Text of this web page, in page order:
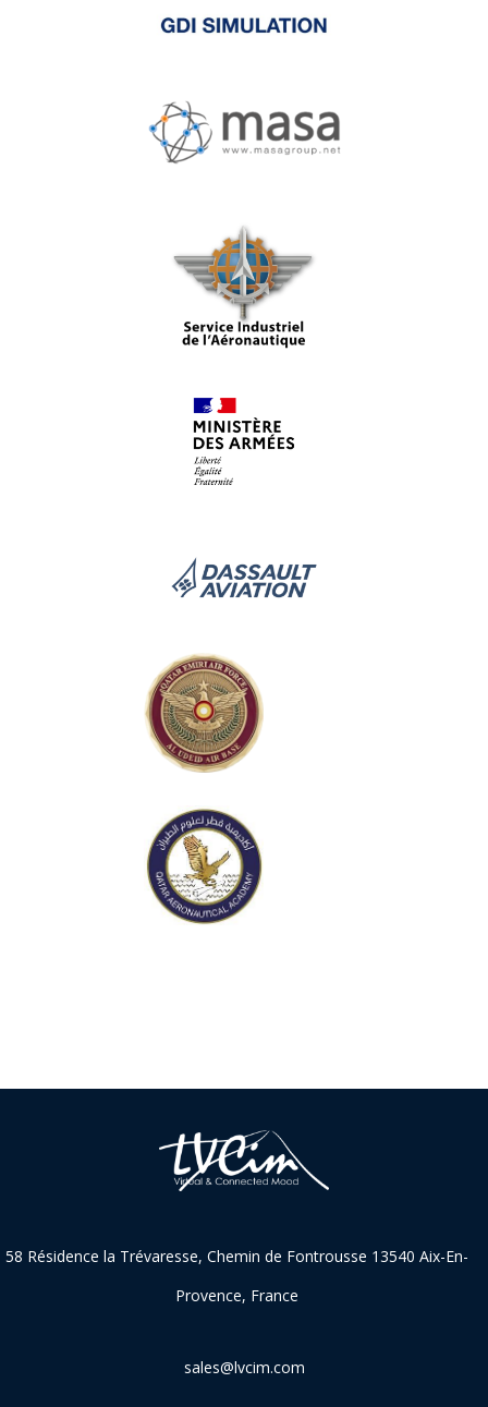
58 Résidence la Trévaresse, Chemin de Fontrousse 13540 Aix-En-
Provence, France
sales@lvcim.com